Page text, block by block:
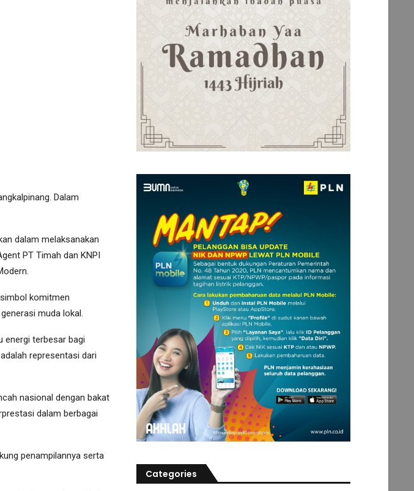
Dalam
dalam melaksanakan
PT Timah dan KNPI
komitmen
muda lokal.
energi terbesar bagi
representasi dari
nasional dengan bakat
dalam berbagai
penampilannya serta
Categories